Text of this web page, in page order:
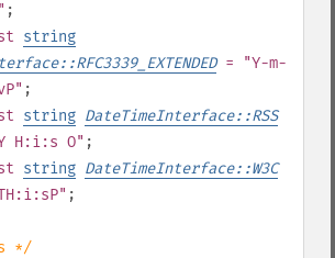
;
string
= "Y-m-
;
string DateTimeInterface::RSS
H:i:s O" ;
string DateTimeInterface::W3C
;
*/